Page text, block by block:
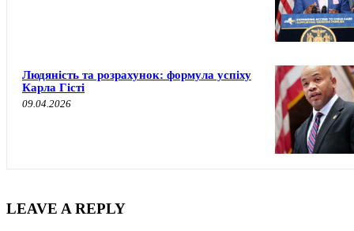
Людяність та розрахунок: формула успіху
Карла Гісті
09.04.2026
LEAVE A REPLY